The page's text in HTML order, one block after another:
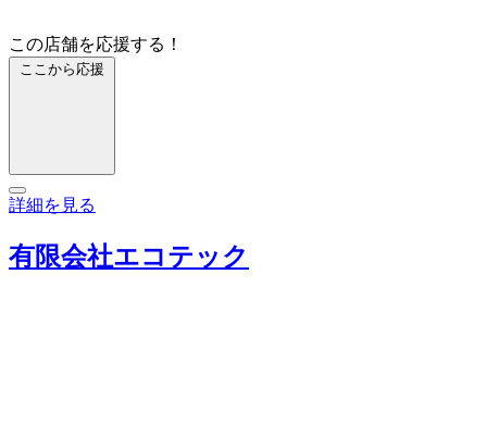
この店舗を応援する！
ここから応援
詳細を見る
有限会社エコテック